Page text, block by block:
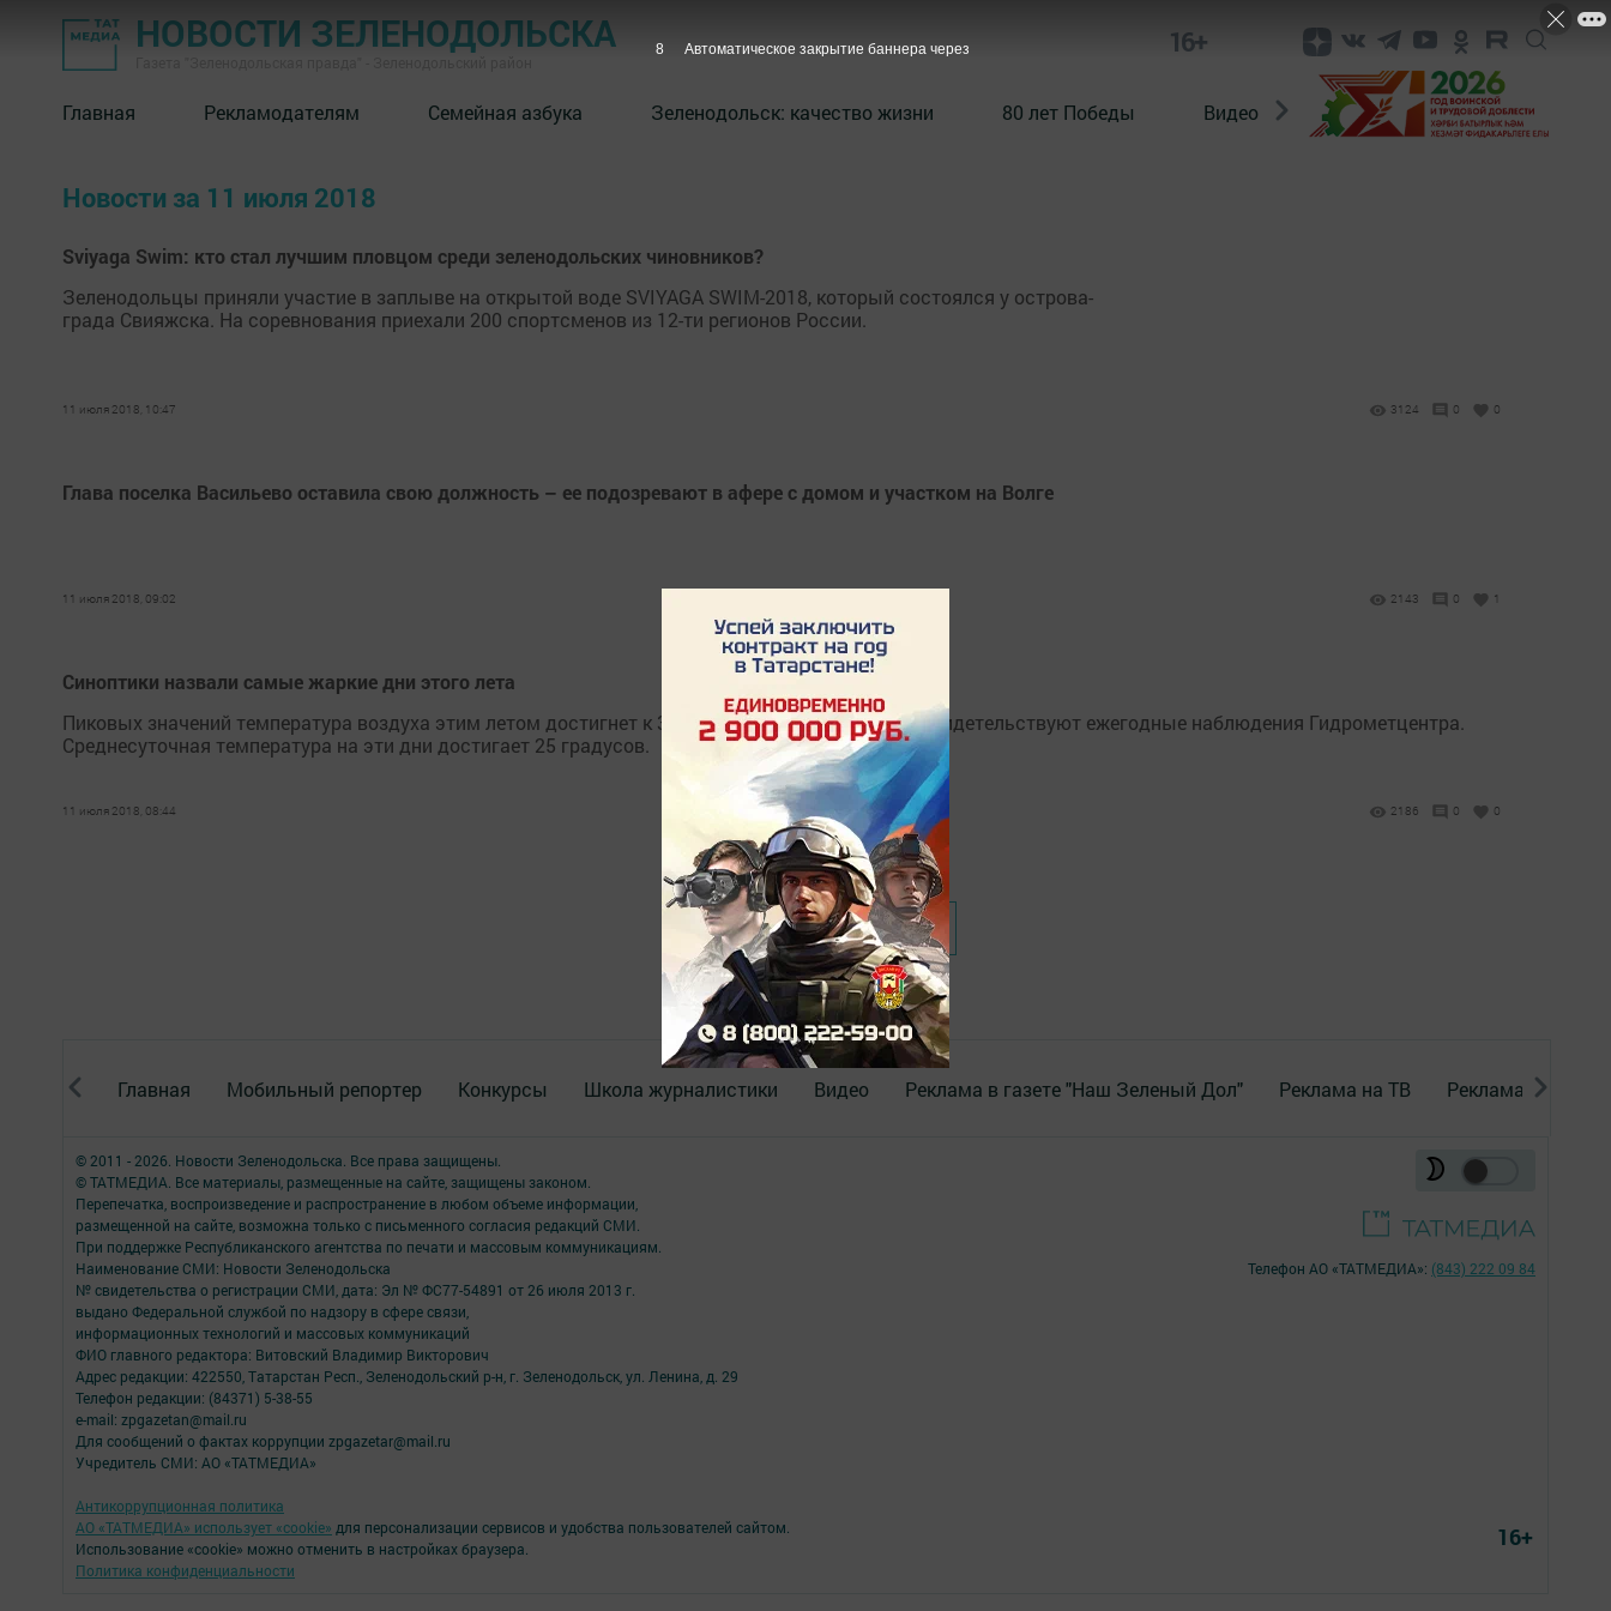
НОВОСТИ ЗЕЛЕНОДОЛЬСКА 16+
Главная Рекламодателям Семейная азбука ⁠Зеленодольск: качество жизни 80 лет Победы Видео Конкурсы ЭтноДети
Новости за 11 июля 2018
Sviyaga Swim: кто стал лучшим пловцом среди зеленодольских чиновников?
Зеленодольцы приняли участие в заплыве на открытой воде SVIYAGA SWIM-2018, который состоялся у острова-
града Свияжска. На соревнования приехали 200 спортсменов из 12-ти регионов России.
11 июля 2018, 10:47 3124 0 0
Глава поселка Васильево оставила свою должность – ее подозревают в афере с домом и участком на Волге
11 июля 2018, 09:02 2143 0 1
Синоптики назвали самые жаркие дни этого лета
Пиковых значений температура воздуха этим летом достигнет к 31 июля - 1 августа. Об этом свидетельствуют ежегодные наблюдения Гидрометцентра.
Среднесуточная температура на эти дни достигает 25 градусов.
11 июля 2018, 08:44 2186 0 0
❮ Назад
Главная Мобильный репортер Конкурсы Школа журналистики Видео Реклама в газете "Наш Зеленый Дол" Реклама на ТВ Реклама в
© 2011 - 2026. Новости Зеленодольска. Все права защищены.
© ТАТМЕДИА. Все материалы, размещенные на сайте, защищены законом.
Перепечатка, воспроизведение и распространение в любом объеме информации,
размещенной на сайте, возможна только с письменного согласия редакций СМИ.
При поддержке Республиканского агентства по печати и массовым коммуникациям.
Наименование СМИ: Новости Зеленодольска
№ свидетельства о регистрации СМИ, дата: Эл № ФС77-54891 от 26 июля 2013 г.
выдано Федеральной службой по надзору в сфере связи,
информационных технологий и массовых коммуникаций
ФИО главного редактора: Витовский Владимир Викторович
Адрес редакции: 422550, Татарстан Респ., Зеленодольский р-н, г. Зеленодольск, ул. Ленина, д. 29
Телефон редакции: (84371) 5-38-55
e-mail: zpgazetan@mail.ru
Для сообщений о фактах коррупции zpgazetar@mail.ru
Учредитель СМИ: АО «ТАТМЕДИА»
Антикоррупционная политика
АО «ТАТМЕДИА» использует «cookie» для персонализации сервисов и удобства пользователей сайтом.
Использование «cookie» можно отменить в настройках браузера.
Политика конфиденциальности
Телефон АО «ТАТМЕДИА»: (843) 222 09 84
16+
8 Автоматическое закрытие баннера через